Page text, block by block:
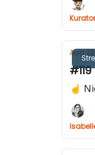
Kurator
Aug
☝️